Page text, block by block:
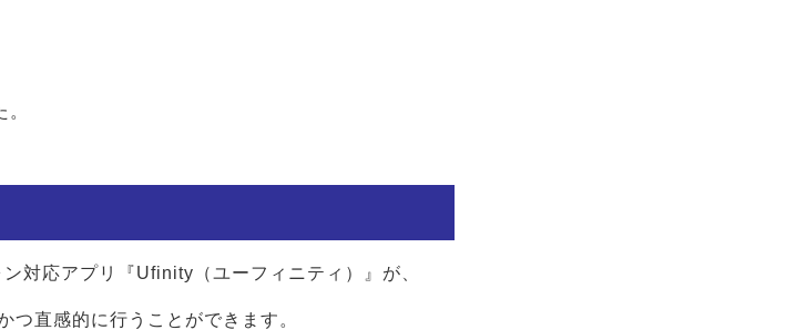
対応アプリ『Ufinity（ユーフィニティ）』が、
つ直感的に行うことができます。